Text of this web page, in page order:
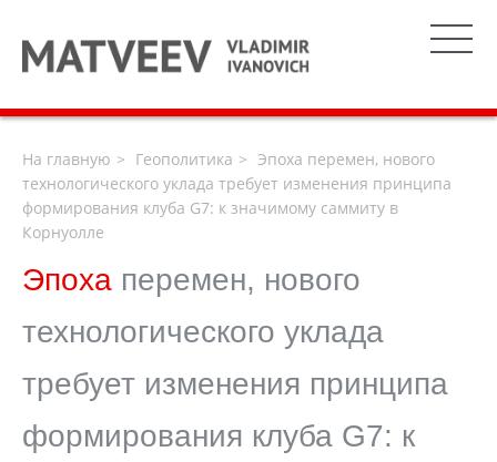
На главную Геополитика
Эпоха перемен, нового
технологического уклада требует изменения принципа
формирования клуба G7: к значимому саммиту в
Корнуолле
Эпоха перемен, нового
технологического уклада
требует изменения принципа
формирования клуба G7: к